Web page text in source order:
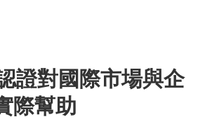
證對國際市場與企
際幫助